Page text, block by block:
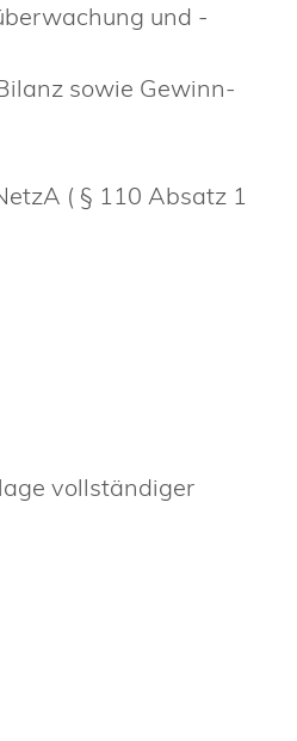
und -
sowie Gewinn-
( § 110 Absatz 1
vollständiger